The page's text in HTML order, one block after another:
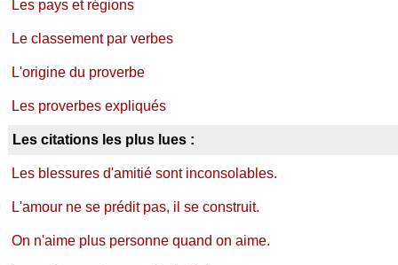
Les pays et régions
Le classement par verbes
L'origine du proverbe
Les proverbes expliqués
Les citations les plus lues :
Les blessures d'amitié sont inconsolables.
L'amour ne se prédit pas, il se construit.
On n'aime plus personne quand on aime.